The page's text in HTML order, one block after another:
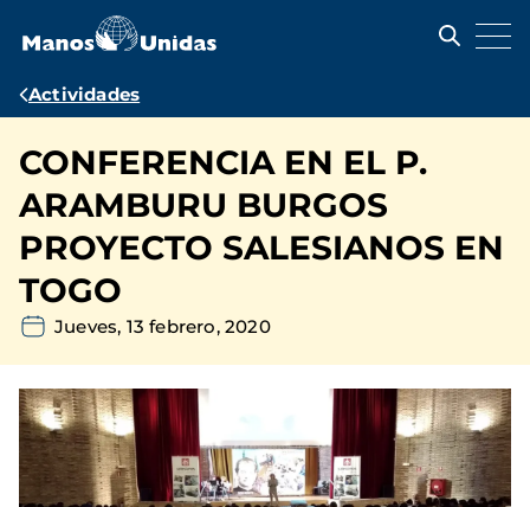
contenido
Ruta
navegación
Actividades
CONFERENCIA EN EL P.
ARAMBURU BURGOS
PROYECTO SALESIANOS EN
TOGO
Jueves, 13 febrero, 2020